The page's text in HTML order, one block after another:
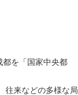
都を「国家中央都
往来などの多様な局